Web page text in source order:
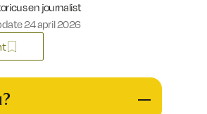
en journalist
24 april 2026